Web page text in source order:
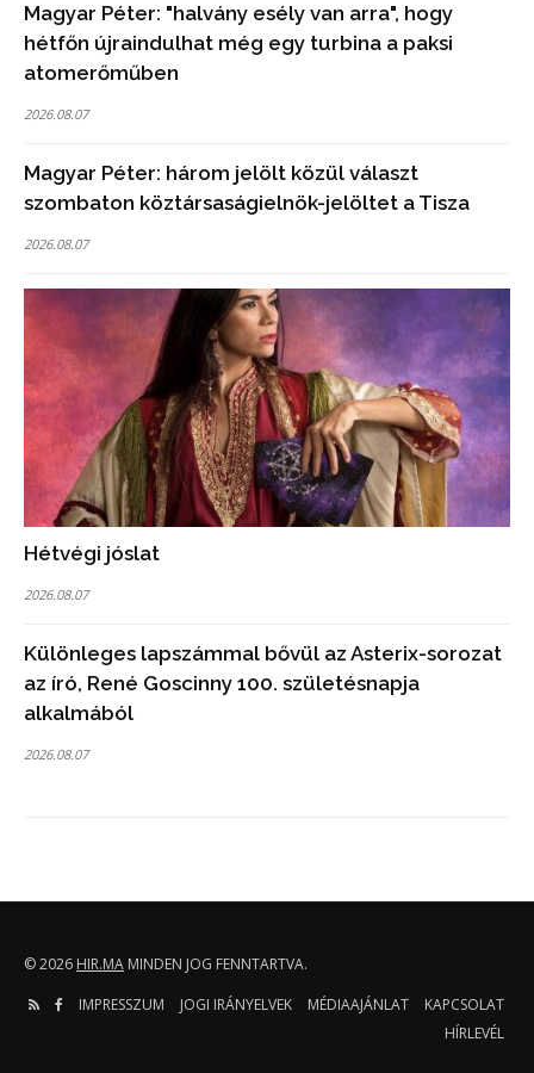
Magyar Péter: "halvány esély van arra", hogy
hétfőn újraindulhat még egy turbina a paksi
atomerőműben
2026.08.07
Magyar Péter: három jelölt közül választ
szombaton köztársaságielnök-jelöltet a Tisza
2026.08.07
Hétvégi jóslat
2026.08.07
Különleges lapszámmal bővül az Asterix-sorozat
az író, René Goscinny 100. születésnapja
alkalmából
2026.08.07
© 2026 HIR.MA MINDEN JOG FENNTARTVA.
IMPRESSZUM
JOGI IRÁNYELVEK MÉDIAAJÁNLAT
KAPCSOLAT
HÍRLEVÉL